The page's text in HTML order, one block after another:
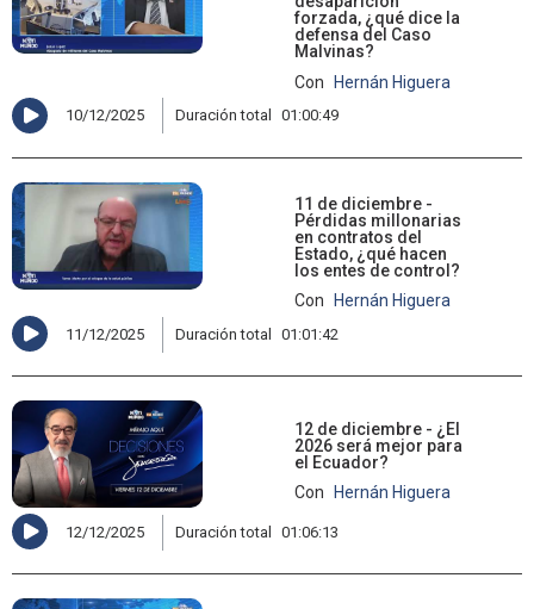
forzada, ¿qué dice la
defensa del Caso
Malvinas?
Con
Hernán Higuera
10/12/2025 Duración total 01:00:49
11 de diciembre -
Pérdidas millonarias
en contratos del
Estado, ¿qué hacen
los entes de control?
Con
Hernán Higuera
11/12/2025 Duración total 01:01:42
12 de diciembre - ¿El
2026 será mejor para
el Ecuador?
Con
Hernán Higuera
12/12/2025 Duración total 01:06:13